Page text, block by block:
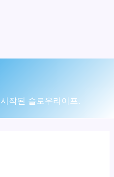
작된 슬로우라이프.